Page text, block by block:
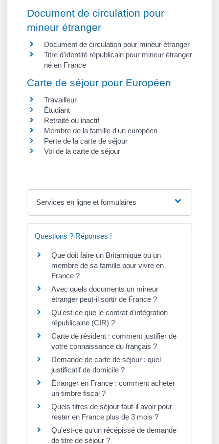
Document de circulation pour
mineur étranger
Document de circulation pour mineur étranger
Titre d'identité républicain pour mineur étranger
né en France
Carte de séjour pour Européen
Travailleur
Étudiant
Retraité ou inactif
Membre de la famille d'un européen
Perte de la carte de séjour
Vol de la carte de séjour
Services en ligne et formulaires
Questions ? Réponses !
Que doit faire un Britannique ou un
membre de sa famille pour vivre en
France ?
Avec quels documents un mineur
étranger peut-il sortir de France ?
Qu'est-ce que le contrat d'intégration
républicaine (CIR) ?
Carte de résident : comment justifier de
votre connaissance du français ?
Demande de carte de séjour : quel
justificatif de domicile ?
Étranger en France : comment acheter
un timbre fiscal ?
Quels titres de séjour faut-il avoir pour
rester en France plus de 3 mois ?
Qu'est-ce qu'un récépissé de demande
de titre de séjour ?